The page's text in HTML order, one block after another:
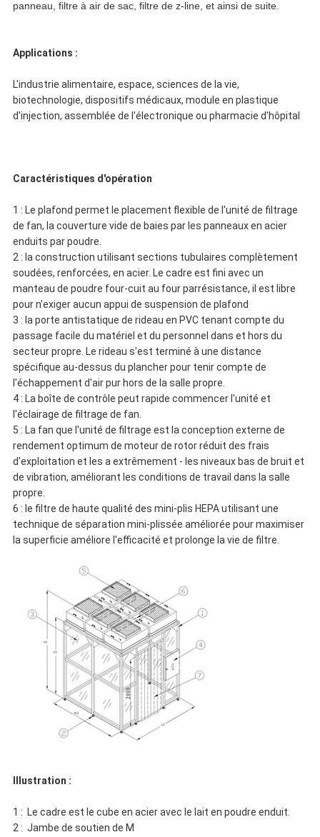
panneau, filtre à air de sac, filtre de z-line, et ainsi de suite.
Applications :
L'industrie alimentaire, espace, sciences de la vie,
biotechnologie, dispositifs médicaux, module en plastique
d'injection, assemblée de l'électronique ou pharmacie d'hôpital
Caractéristiques d'opération
1 : Le plafond permet le placement flexible de l'unité de filtrage
de fan, la couverture vide de baies par les panneaux en acier
enduits par poudre.
2 : la construction utilisant sections tubulaires complètement
soudées, renforcées, en acier. Le cadre est fini avec un
manteau de poudre four-cuit au four parrésistance, il est libre
pour n'exiger aucun appui de suspension de plafond
3 : la porte antistatique de rideau en PVC tenant compte du
passage facile du matériel et du personnel dans et hors du
secteur propre. Le rideau s'est terminé à une distance
spécifique au-dessus du plancher pour tenir compte de
l'échappement d'air pur hors de la salle propre.
4 : La boîte de contrôle peut rapide commencer l'unité et
l'éclairage de filtrage de fan.
5 : La fan que l'unité de filtrage est la conception externe de
rendement optimum de moteur de rotor réduit des frais
d'exploitation et les a extrêmement - les niveaux bas de bruit et
de vibration, améliorant les conditions de travail dans la salle
propre.
6 : le filtre de haute qualité des mini-plis HEPA utilisant une
technique de séparation mini-plissée améliorée pour maximiser
la superficie améliore l'efficacité et prolonge la vie de filtre.
Illustration :
1 : Le cadre est le cube en acier avec le lait en poudre enduit.
2 : Jambe de soutien de M